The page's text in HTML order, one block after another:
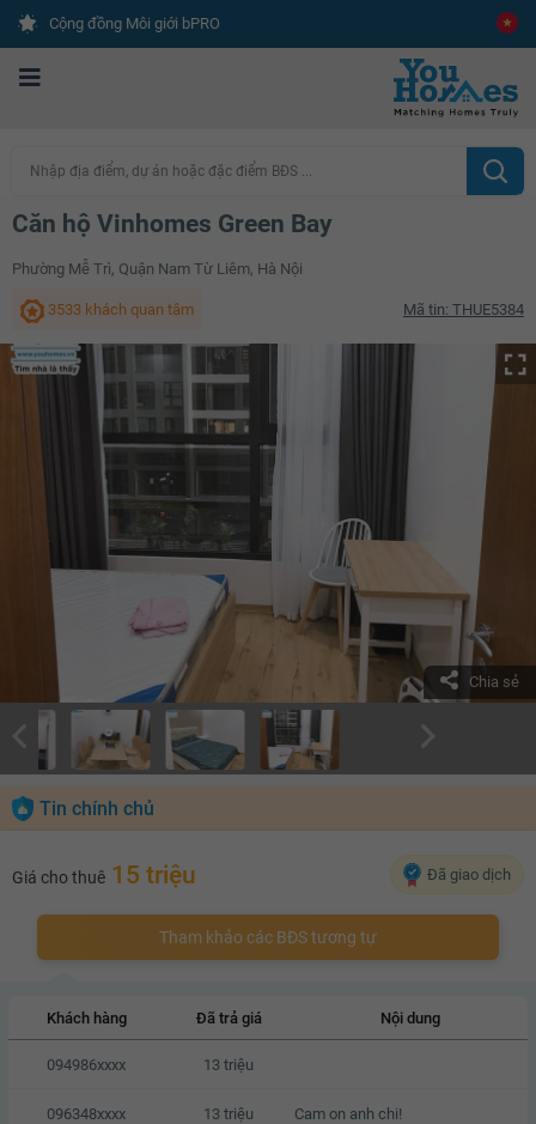
Cộng đồng Môi giới bPRO
Nhập địa điểm, dự án hoặc đặc điểm BĐS ...
Căn hộ Vinhomes Green Bay
Phường Mễ Trì, Quận Nam Từ Liêm, Hà Nội
3533 khách quan tâm Mã tin: THUE5384
Chia sẻ
Tin chính chủ
Giá cho thuê 15 triệu Đã giao dịch
Tham khảo các BĐS tương tự
Khách hàng Đã trả giá Nội dung
094986xxxx 13 triệu
096348xxxx 13 triệu Cam on anh chi!